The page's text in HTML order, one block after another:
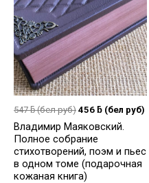
547ƃ(бел руб) 456 ƃ (бел руб)
Владимир Маяковский.
Полное собрание
стихотворений, поэм и пьес
в одном томе (подарочная
кожаная книга)